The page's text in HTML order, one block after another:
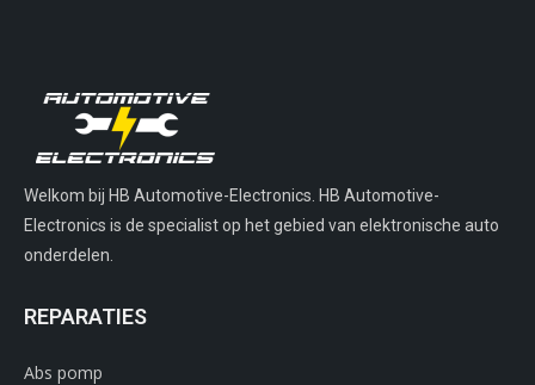
Welkom bij HB Automotive-Electronics. HB Automotive-
Electronics is de specialist op het gebied van elektronische auto
onderdelen.
REPARATIES
Abs pomp